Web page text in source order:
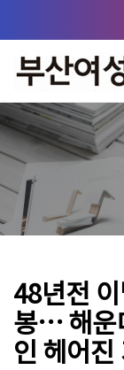
48년전
봉… 해운
인 헤어진